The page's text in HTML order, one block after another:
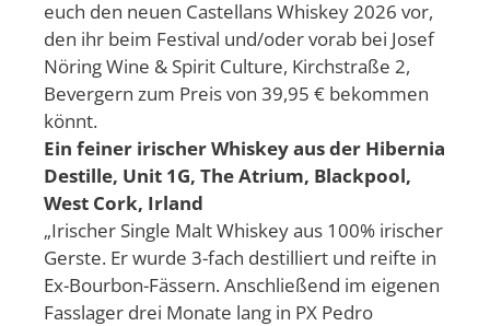
euch den neuen Castellans Whiskey 2026 vor,
den ihr beim Festival und/oder vorab bei Josef
Nöring Wine & Spirit Culture, Kirchstraße 2,
Bevergern zum Preis von 39,95 € bekommen
könnt.
Ein feiner irischer Whiskey aus der Hibernia
Destille, Unit 1G, The Atrium, Blackpool,
West Cork, Irland
„Irischer Single Malt Whiskey aus 100% irischer
Gerste. Er wurde 3-fach destilliert und reifte in
Ex-Bourbon-Fässern. Anschließend im eigenen
Fasslager drei Monate lang in PX Pedro